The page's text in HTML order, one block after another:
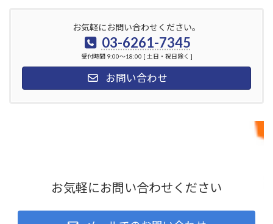
お気軽にお問い合わせください。
03-6261-7345
受付時間 9:00～18:00 [ 土日・祝日除く ]
お問い合わせ
お気軽にお問い合わせください